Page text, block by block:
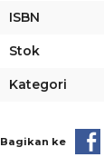
ISBN
Stok
Kategori
Bagikan ke